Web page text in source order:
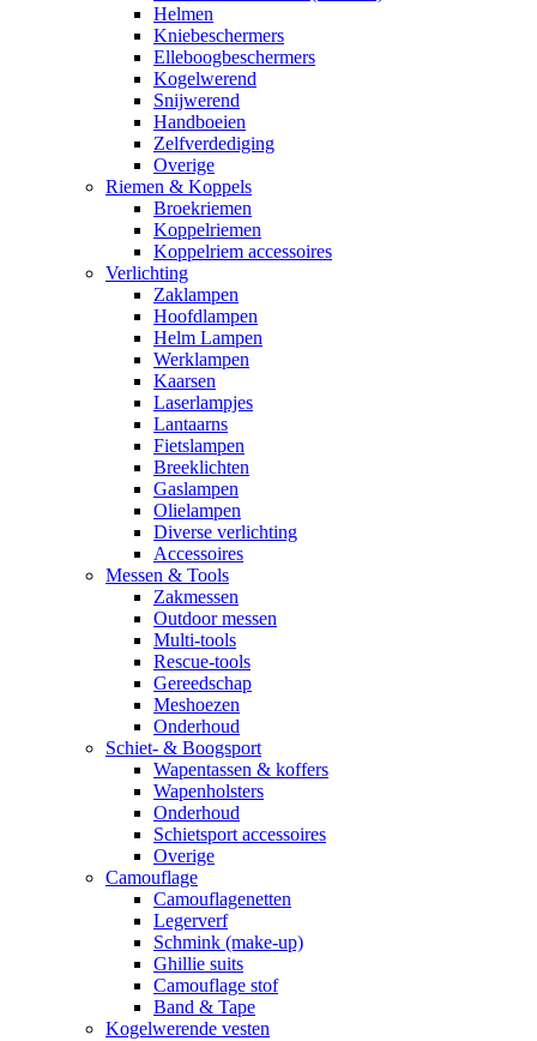
Helmen
Kniebeschermers
Elleboogbeschermers
Kogelwerend
Snijwerend
Handboeien
Zelfverdediging
Overige
Riemen & Koppels
Broekriemen
Koppelriemen
Koppelriem accessoires
Verlichting
Zaklampen
Hoofdlampen
Helm Lampen
Werklampen
Kaarsen
Laserlampjes
Lantaarns
Fietslampen
Breeklichten
Gaslampen
Olielampen
Diverse verlichting
Accessoires
Messen & Tools
Zakmessen
Outdoor messen
Multi-tools
Rescue-tools
Gereedschap
Meshoezen
Onderhoud
Schiet- & Boogsport
Wapentassen & koffers
Wapenholsters
Onderhoud
Schietsport accessoires
Overige
Camouflage
Camouflagenetten
Legerverf
Schmink (make-up)
Ghillie suits
Camouflage stof
Band & Tape
Kogelwerende vesten